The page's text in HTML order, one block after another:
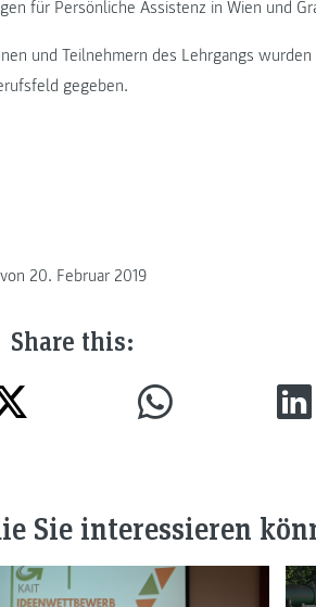
für Persönliche Assistenz in Wien und
und Teilnehmern des Lehrgangs
gegeben.
von 20. Februar 2019
Share this:
Sie interessieren